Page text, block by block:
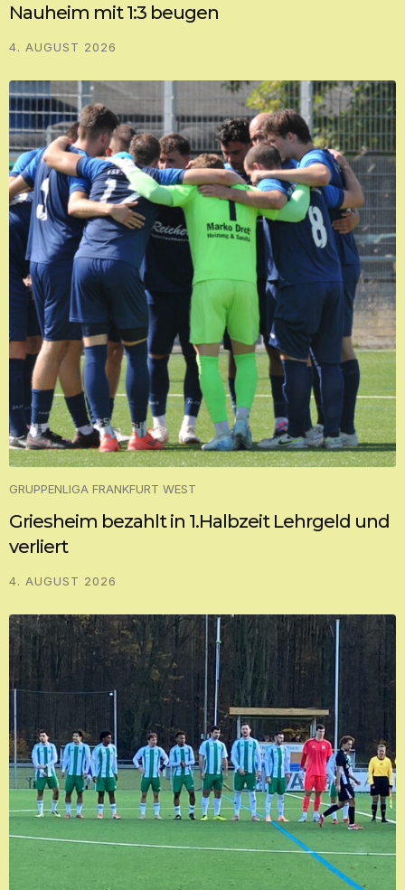
Nauheim mit 1:3 beugen
4. AUGUST 2026
GRUPPENLIGA FRANKFURT WEST
Griesheim bezahlt in 1.Halbzeit Lehrgeld und
verliert
4. AUGUST 2026